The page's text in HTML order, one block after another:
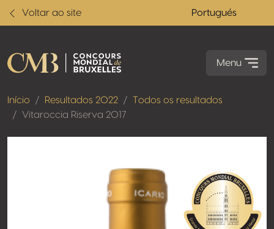
Voltar ao site Portugués
Menu
Início Resultados 2022
Todos os resultados
Vitaroccia Riserva 2017